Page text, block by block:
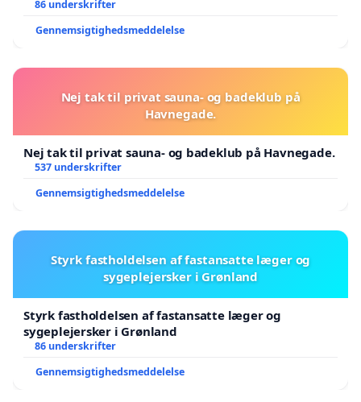
86 underskrifter
Gennemsigtighedsmeddelelse
Nej tak til privat sauna- og badeklub på
Havnegade.
Nej tak til privat sauna- og badeklub på Havnegade.
537 underskrifter
Gennemsigtighedsmeddelelse
Styrk fastholdelsen af fastansatte læger og
sygeplejersker i Grønland
Styrk fastholdelsen af fastansatte læger og
sygeplejersker i Grønland
86 underskrifter
Gennemsigtighedsmeddelelse